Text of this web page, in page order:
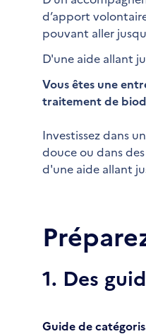
d’apport
pouvant aller
D'une aide allant
Vous êtes une
traitement de
Investissez dans
douce ou dans
d'une aide allant
1. Des
Guide de